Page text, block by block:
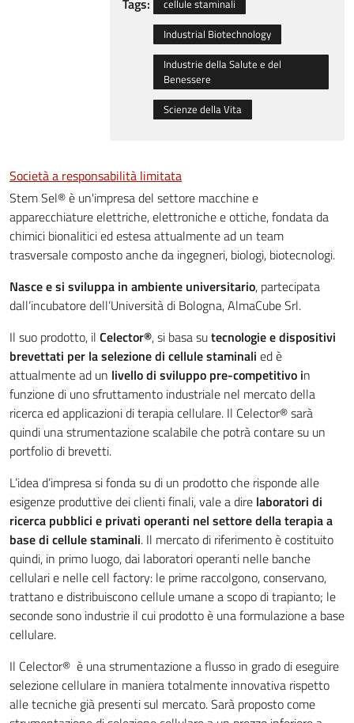
cellule staminali
Industrial Biotechnology
Industrie della Salute e del
Benessere
Scienze della Vita
Società a responsabilità limitata
Stem Sel® è un'impresa del settore macchine e
apparecchiature elettriche, elettroniche e ottiche, fondata da
chimici bionalitici ed estesa attualmente ad un team
trasversale composto anche da ingegneri, biologi, biotecnologi.
Nasce e si sviluppa in ambiente universitario, partecipata
dall’incubatore dell’Università di Bologna, AlmaCube Srl.
Il suo prodotto, il Celector®, si basa sutecnologie e dispositivi
brevettati per la selezione di cellule staminali ed è
attualmente ad un livello di sviluppo pre-competitivo in
funzione di uno sfruttamento industriale nel mercato della
ricerca ed applicazioni di terapia cellulare. Il Celector® sarà
quindi una strumentazione scalabile che potrà contare su un
portfolio di brevetti.
L’idea d’impresa si fonda su di un prodotto che risponde alle
esigenze produttive dei clienti finali, vale a dire laboratori di
ricerca pubblici e privati operanti nel settore della terapia a
base di cellule staminali. Il mercato di riferimento è costituito
quindi, in primo luogo, dai laboratori operanti nelle banche
cellulari e nelle cell factory: le prime raccolgono, conservano,
trattano e distribuiscono cellule umane a scopo di trapianto; le
seconde sono industrie il cui prodotto è una formulazione a base
cellulare.
Il Celector® è una strumentazione a flusso in grado di eseguire
selezione cellulare in maniera totalmente innovativa rispetto
alle tecniche già presenti sul mercato. Sarà proposto come